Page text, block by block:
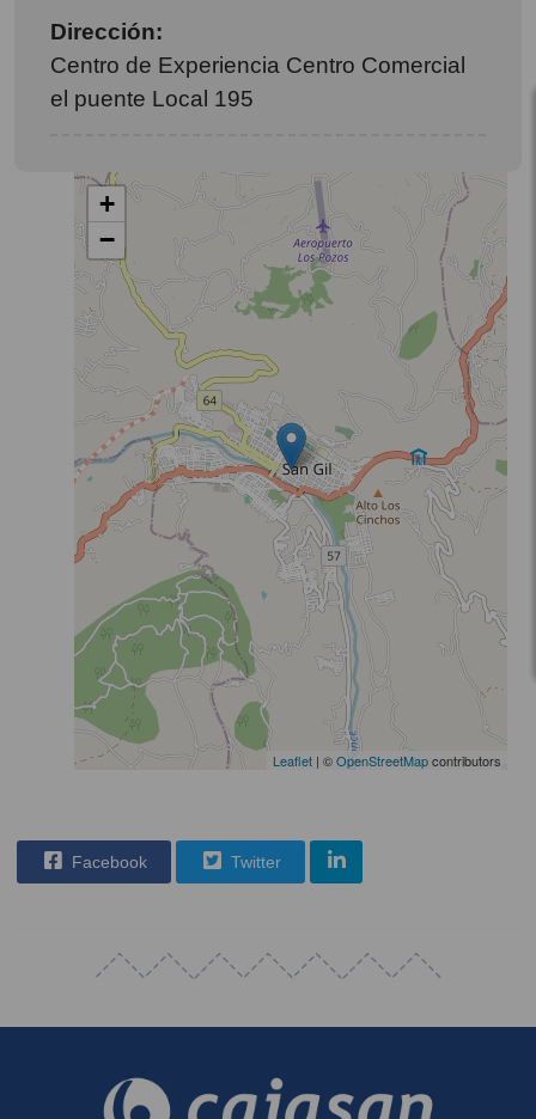
Dirección:
Centro de Experiencia Centro Comercial
el puente Local 195
+
−
Leaflet | ©OpenStreetMapcontributors
Facebook Twitter